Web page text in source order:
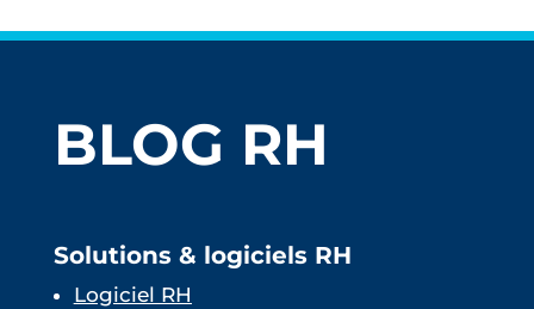
BLOG RH
Solutions & logiciels RH
Logiciel RH